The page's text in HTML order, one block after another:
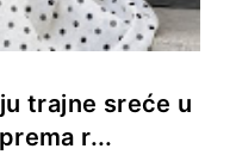
trajne sreće u
r...